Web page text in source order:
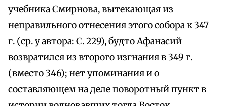
учебника Смирнова, вытекающая из
неправильного отнесения этого собора к 347
г. (ср. у автора: С. 229), будто Афанасий
возвратился из второго изгнания в 349 г.
(вместо 346); нет упоминания и о
составляющем на деле поворотный пункт в